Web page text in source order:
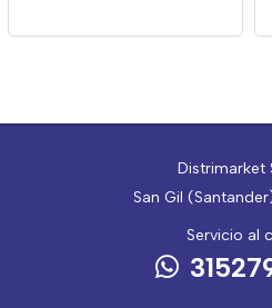
Distrimarket
San Gil
Servicio al